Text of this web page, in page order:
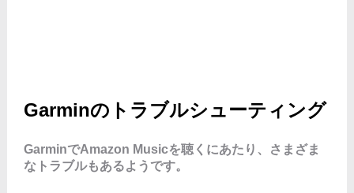
Garminのトラブルシューティング
GarminでAmazon Musicを聴くにあたり、さまざま
なトラブルもあるようです。